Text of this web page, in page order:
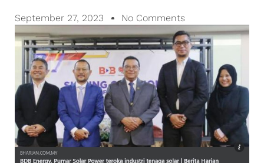
September 27, 2023 No Comments